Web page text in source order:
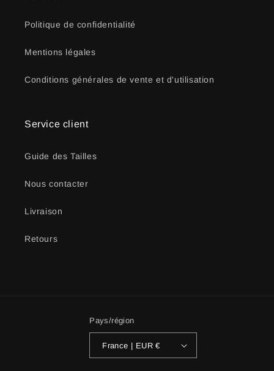
Politique de confidentialité
Mentions légales
Conditions générales de vente et d'utilisation
Service client
Guide des Tailles
Nous contacter
Livraison
Retours
Pays/région
France | EUR €